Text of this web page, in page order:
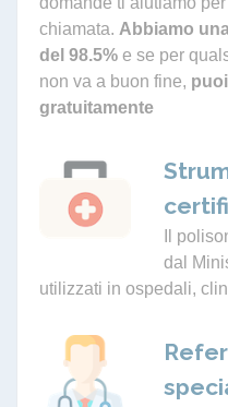
chiamata. Abbiamo
del 98.5% e se per
non va a buon fine,
gratuitamente
Il
dal
utilizzati in ospedali,